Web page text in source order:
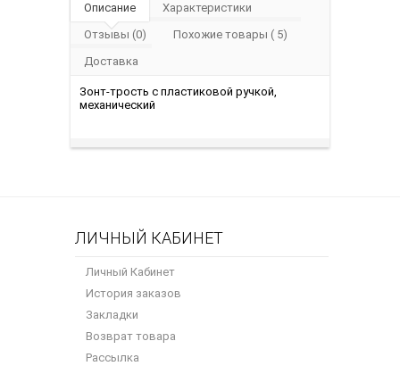
Описание
Характеристики
Отзывы (0)
Похожие товары ( 5)
Доставка
Зонт-трость с пластиковой ручкой,
механический
ЛИЧНЫЙ КАБИНЕТ
Личный Кабинет
История заказов
Закладки
Возврат товара
Рассылка